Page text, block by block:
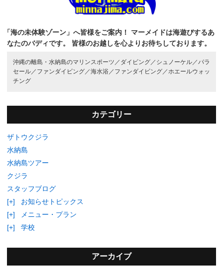
「海の未体験ゾーン」へ皆様をご案内！
マーメイドは海遊びするあ
なたのバディです。
皆様のお越しを心よりお待ちしております。
沖縄の離島・水納島のマリンスポーツ／ ダイビング／ シュノーケル／パラ
セール／ ファンダイビング／海水浴／ ファンダイビング／ホエールウォッ
チング
カテゴリー
ザトウクジラ
水納島
水納島ツアー
クジラ
スタッフブログ
[+]
お知らせトピックス
[+]
メニュー・プラン
[+]
学校
アーカイブ